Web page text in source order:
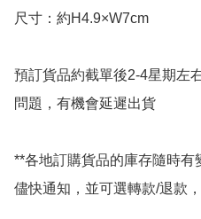
尺寸：約H4.9×W7cm
預訂貨品約截單後2-4星期左
問題，有機會延遲出貨
**各地訂購貨品的庫存隨時
儘快通知，並可選轉款/退款